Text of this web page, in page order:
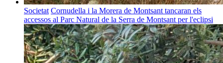
Societat Cornudella i la Morera de Montsant tancaran els
accessos al Parc Natural de la Serra de Montsant per l'eclipsi